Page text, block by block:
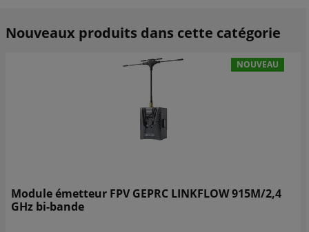
Nouveaux produits dans cette catégorie
NOUVEAU
Module émetteur FPV GEPRC LINKFLOW 915M/2,4
GHz bi-bande